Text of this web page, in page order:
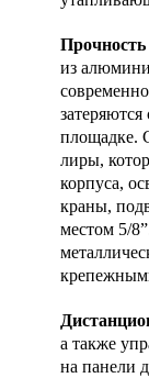
из
площадке.
лиры,
корпуса,
краны,
местом 5/
а также
на панели